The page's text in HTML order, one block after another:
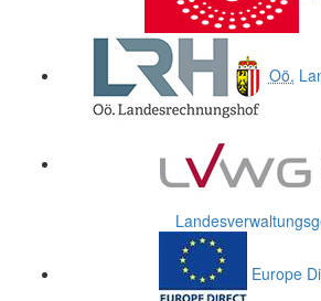
Oö.
Europe